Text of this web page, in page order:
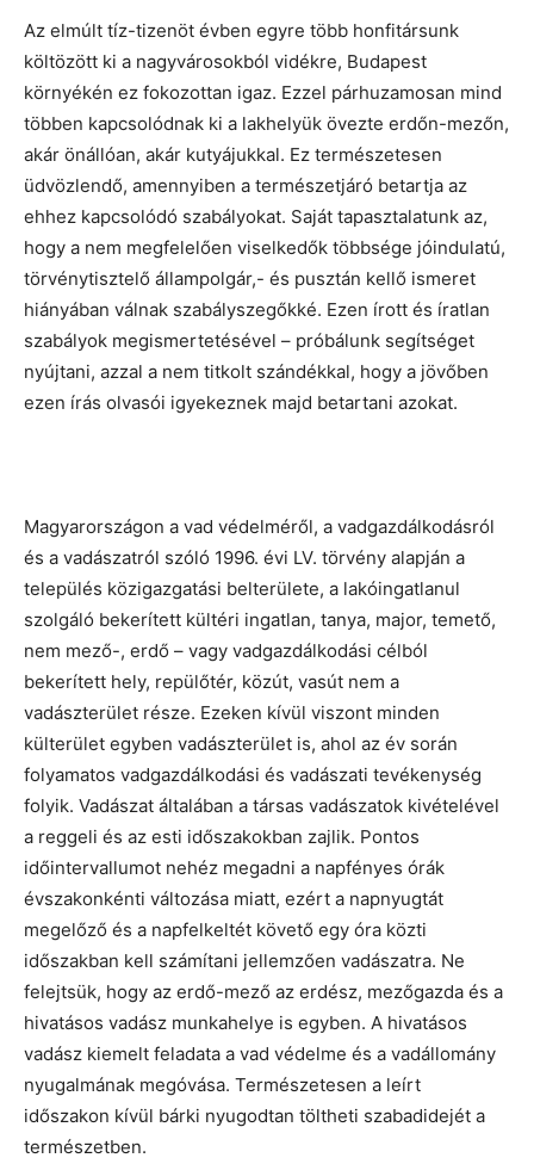
Az elmúlt tíz-tizenöt évben egyre több honfitársunk
költözött ki a nagyvárosokból vidékre, Budapest
környékén ez fokozottan igaz. Ezzel párhuzamosan mind
többen kapcsolódnak ki a lakhelyük övezte erdőn-mezőn,
akár önállóan, akár kutyájukkal. Ez természetesen
üdvözlendő, amennyiben a természetjáró betartja az
ehhez kapcsolódó szabályokat. Saját tapasztalatunk az,
hogy a nem megfelelően viselkedők többsége jóindulatú,
törvénytisztelő állampolgár,- és pusztán kellő ismeret
hiányában válnak szabályszegőkké. Ezen írott és íratlan
szabályok megismertetésével – próbálunk segítséget
nyújtani, azzal a nem titkolt szándékkal, hogy a jövőben
ezen írás olvasói igyekeznek majd betartani azokat.
Magyarországon a vad védelméről, a vadgazdálkodásról
és a vadászatról szóló 1996. évi LV. törvény alapján a
település közigazgatási belterülete, a lakóingatlanul
szolgáló bekerített kültéri ingatlan, tanya, major, temető,
nem mező-, erdő – vagy vadgazdálkodási célból
bekerített hely, repülőtér, közút, vasút nem a
vadászterület része. Ezeken kívül viszont minden
külterület egyben vadászterület is, ahol az év során
folyamatos vadgazdálkodási és vadászati tevékenység
folyik. Vadászat általában a társas vadászatok kivételével
a reggeli és az esti időszakokban zajlik. Pontos
időintervallumot nehéz megadni a napfényes órák
évszakonkénti változása miatt, ezért a napnyugtát
megelőző és a napfelkeltét követő egy óra közti
időszakban kell számítani jellemzően vadászatra. Ne
felejtsük, hogy az erdő-mező az erdész, mezőgazda és a
hivatásos vadász munkahelye is egyben. A hivatásos
vadász kiemelt feladata a vad védelme és a vadállomány
nyugalmának megóvása. Természetesen a leírt
időszakon kívül bárki nyugodtan töltheti szabadidejét a
természetben.